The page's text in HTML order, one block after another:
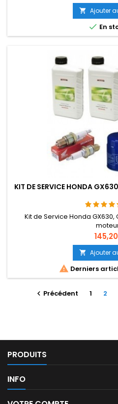
 Ajouter
 En
KIT DE SERVICE HONDA
Kit de Service Honda GX630,
Prix
 Ajouter
 Derniers
 Précédent 1 2
PRODUITS
INFO